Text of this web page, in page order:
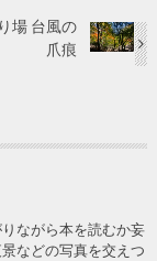
場 台風の
爪痕
ながら本を読むか妄
などの写真を交えつ